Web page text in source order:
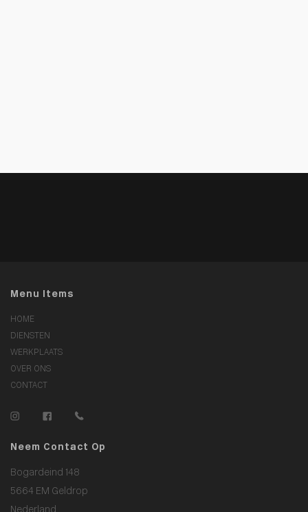
Menu Items
HOME
DIENSTEN
WERKPLAATS
OVER ONS
CONTACT
Neem Contact Op
Bogardeind 148
5664 EM Geldrop